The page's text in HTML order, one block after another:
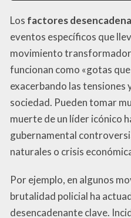
Los factores
eventos específicos que
movimiento
funcionan como «gotas
exacerbando las tensiones
sociedad. Pueden tomar
muerte de un líder icónico
gubernamental
naturales o crisis
Por ejemplo, en algunos
brutalidad policial ha
desencadenante clave.